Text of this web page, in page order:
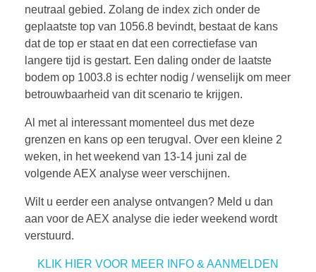
neutraal gebied. Zolang de index zich onder de
geplaatste top van 1056.8 bevindt, bestaat de kans
dat de top er staat en dat een correctiefase van
langere tijd is gestart. Een daling onder de laatste
bodem op 1003.8 is echter nodig / wenselijk om meer
betrouwbaarheid van dit scenario te krijgen.
Al met al interessant momenteel dus met deze
grenzen en kans op een terugval. Over een kleine 2
weken, in het weekend van 13-14 juni zal de
volgende AEX analyse weer verschijnen.
Wilt u eerder een analyse ontvangen? Meld u dan
aan voor de AEX analyse die ieder weekend wordt
verstuurd.
KLIK HIER VOOR MEER INFO & AANMELDEN